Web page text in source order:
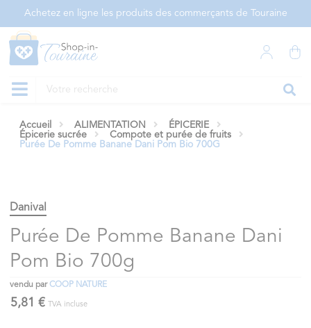
Achetez en ligne les produits des commerçants de Touraine
Accueil ALIMENTATION
ÉPICERIE
Épicerie sucrée
Compote et purée de fruits
Purée De Pomme Banane Dani Pom Bio 700G
Danival
Purée De Pomme Banane Dani
Pom Bio 700g
vendu parCOOP NATURE
5,81 € TVA incluse
Panneau de gestion des cookies